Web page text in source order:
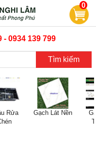
0
- 0934 139 799
Tìm kiếm
Rửa
Gạch Lát Nền